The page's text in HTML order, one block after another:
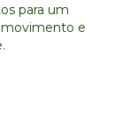
para um
movimento e